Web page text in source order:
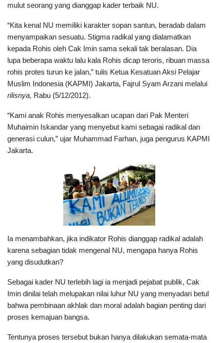
mulut seorang yang dianggap kader terbaik NU.
“Kita kenal NU memiliki karakter sopan santun, beradab dalam
menyampaikan sesuatu. Stigma radikal yang dialamatkan
kepada Rohis oleh Cak Imin sama sekali tak beralasan. Dia
lupa beberapa waktu lalu kala Rohis dicap teroris, ribuan massa
rohis protes turun ke jalan,” tulis Ketua Kesatuan Aksi Pelajar
Muslim Indonesia (KAPMI) Jakarta, Fajrul Syam Arzani melalui
rilisnya, Rabu (5/12/2012).
“Kami anak Rohis menyesalkan ucapan dari Pak Menteri
Muhaimin Iskandar yang menyebut kami sebagai radikal dan
generasi culun,” ujar Muhammad Farhan, juga pengurus KAPMI
Jakarta.
Ia menambahkan, jika indikator Rohis dianggap radikal adalah
karena sebagian tidak mengenal NU, mengapa hanya Rohis
yang disudutkan?
Sebagai kader NU terlebih lagi ia menjadi pejabat publik, Cak
Imin dinilai telah melupakan nilai luhur NU yang menyadari betul
bahwa pembinaan akhlak dan moral adalah bagian penting dari
proses kemajuan bangsa.
Tentunya proses tersebut bukan hanya dilakukan semata-mata